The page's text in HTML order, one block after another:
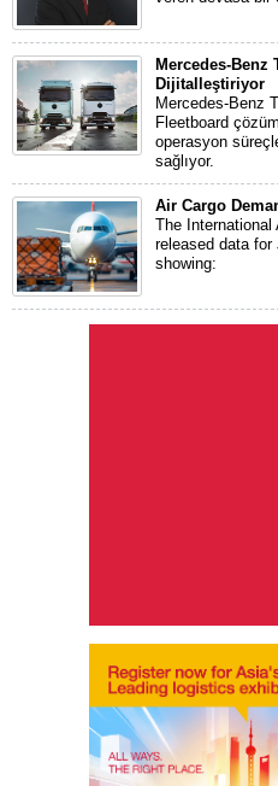
Mercedes-
Dijitalleştiriyor
Mercedes-Benz
Fleetboard
operasyon
sağlıyor.
Air Cargo
The International
released data for
showing: